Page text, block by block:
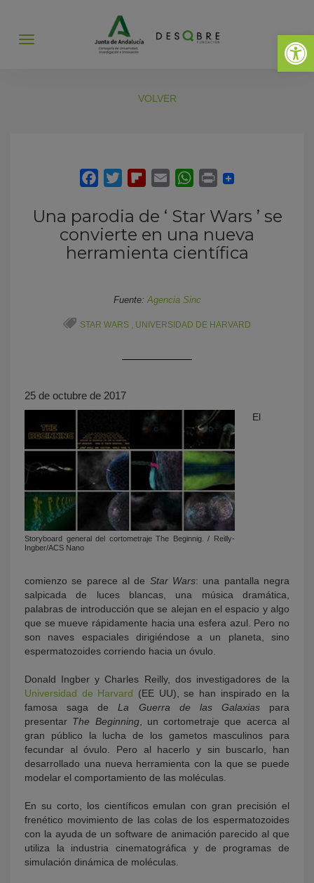
Abrir
Abrir
VOLVER
Una parodia de ‘ Star Wars ’ se
convierte en una nueva
herramienta científica
Fuente:Agencia Sinc
STAR WARS , UNIVERSIDAD DE HARVARD
25 de octubre de 2017
Storyboard general del cortometraje The Beginnig. / Reilly-
Ingber/ACS Nano
El
comienzo se parece al de Star Wars: una pantalla negra
salpicada de luces blancas, una música dramática,
palabras de introducción que se alejan en el espacio y algo
que se mueve rápidamente hacia una esfera azul. Pero no
son naves espaciales dirigiéndose a un planeta, sino
espermatozoides corriendo hacia un óvulo.
Donald Ingber y Charles Reilly, dos investigadores de la
Universidad de Harvard (EE UU), se han inspirado en la
famosa saga deLa Guerra de las Galaxiaspara
presentar The Beginning, un cortometraje que acerca al
gran público la lucha de los gametos masculinos para
fecundar al óvulo. Pero al hacerlo y sin buscarlo, han
desarrollado una nueva herramienta con la que se puede
modelar el comportamiento de las moléculas.
En su corto, los científicos emulan con gran precisión el
frenético movimiento de las colas de los espermatozoides
con la ayuda de un software de animación parecido al que
utiliza la industria cinematográfica y de programas de
simulación dinámica de moléculas.